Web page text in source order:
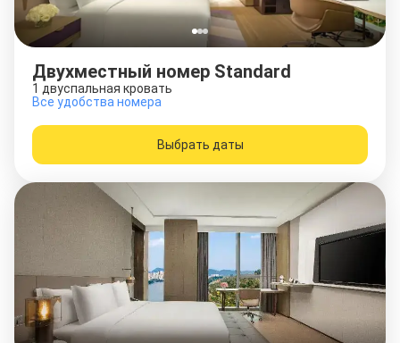
Двухместный номер Standard
1 двуспальная кровать
Все удобства номера
Выбрать даты